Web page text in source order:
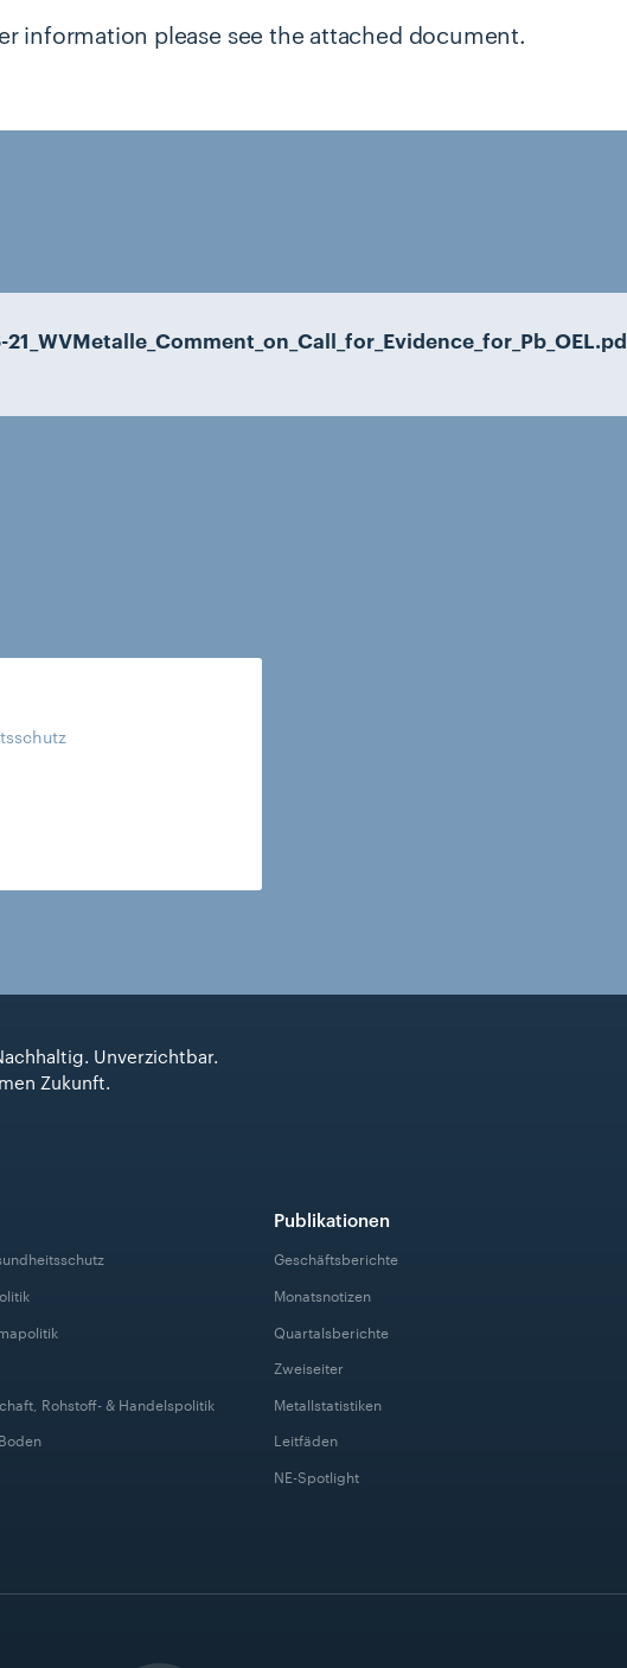
information please see the attached document.
Unverzichtbar.
Zukunft.
Rohstoff- & Handelspolitik
Publikationen
Geschäftsberichte
Monatsnotizen
Quartalsberichte
Zweiseiter
Metallstatistiken
Leitfäden
NE-Spotlight